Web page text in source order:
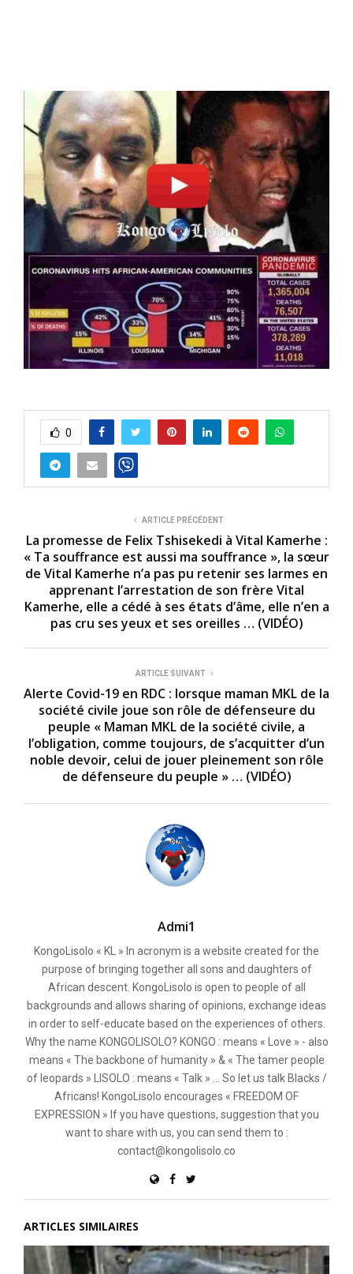
0
ARTICLE PRÉCÉDENT
La promesse de Felix Tshisekedi à Vital Kamerhe :
« Ta souffrance est aussi ma souffrance », la sœur
de Vital Kamerhe n’a pas pu retenir ses larmes en
apprenant l’arrestation de son frère Vital
Kamerhe, elle a cédé à ses états d’âme, elle n’en a
pas cru ses yeux et ses oreilles … (VIDÉO)
ARTICLE SUIVANT
Alerte Covid-19 en RDC : lorsque maman MKL de la
société civile joue son rôle de défenseure du
peuple « Maman MKL de la société civile, a
l’obligation, comme toujours, de s’acquitter d’un
noble devoir, celui de jouer pleinement son rôle
de défenseure du peuple » … (VIDÉO)
Admi1
KongoLisolo « KL » In acronym is a website created for the
purpose of bringing together all sons and daughters of
African descent. KongoLisolo is open to people of all
backgrounds and allows sharing of opinions, exchange ideas
in order to self-educate based on the experiences of others.
Why the name KONGOLISOLO? KONGO : means « Love » - also
means « The backbone of humanity » & « The tamer people
of leopards » LISOLO : means « Talk » ... So let us talk Blacks /
Africans! KongoLisolo encourages « FREEDOM OF
EXPRESSION » If you have questions, suggestion that you
want to share with us, you can send them to :
contact@kongolisolo.co
ARTICLES SIMILAIRES